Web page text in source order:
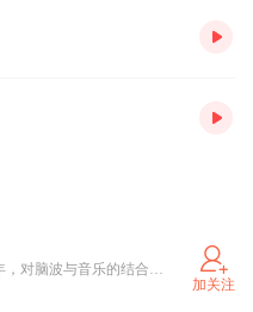
专注脑波音乐相关研究超过5年，对脑波与音乐的结合应用有前瞻性的研究成果，尤其是在深度睡眠和专注冥想等功效上有明显作用
加关注